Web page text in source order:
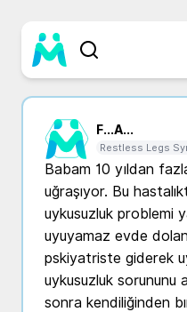
F...A...
Restless Legs
Babam 10 yıldan
uğraşıyor. Bu
uykusuzluk problemi
uyuyamaz evde
pskiyatriste giderek
uykusuzluk sorununu
sonra kendiliğinden